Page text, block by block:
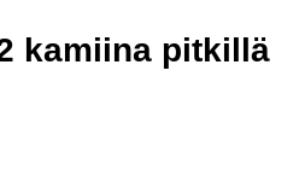
kamiina pitkillä